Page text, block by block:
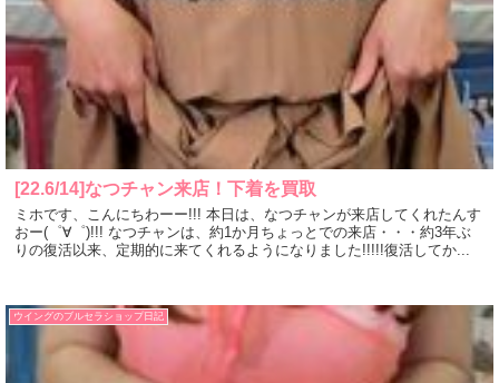
[22.6/14]なつチャン来店！下着を買取
ミホです、こんにちわーー!!! 本日は、なつチャンが来店してくれたんす
おー(゜∀゜)!!! なつチャンは、約1か月ちょっとでの来店・・・約3年ぶ
りの復活以来、定期的に来てくれるようになりました!!!!!復活してか...
ウイングのブルセラショップ日記